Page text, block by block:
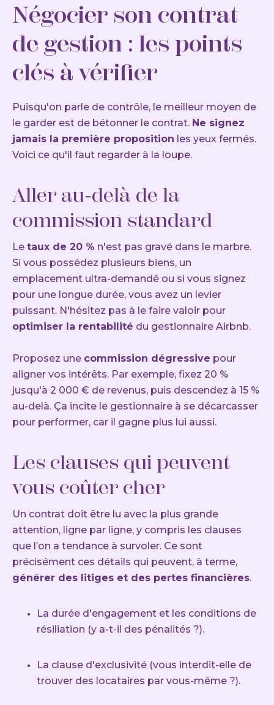
Négocier son contrat
de gestion : les points
clés à vérifier
Puisqu'on parle de contrôle, le meilleur moyen de
le garder est de bétonner le contrat. Ne signez
jamais la première proposition les yeux fermés.
Voici ce qu'il faut regarder à la loupe.
Aller au-delà de la
commission standard
Le taux de 20 % n'est pas gravé dans le marbre.
Si vous possédez plusieurs biens, un
emplacement ultra-demandé ou si vous signez
pour une longue durée, vous avez un levier
puissant. N'hésitez pas à le faire valoir pour
optimiser la rentabilité du gestionnaire Airbnb.
Proposez une commission dégressive pour
aligner vos intérêts. Par exemple, fixez 20 %
jusqu'à 2 000 € de revenus, puis descendez à 15 %
au-delà. Ça incite le gestionnaire à se décarcasser
pour performer, car il gagne plus lui aussi.
Les clauses qui peuvent
vous coûter cher
Un contrat doit être lu avec la plus grande
attention, ligne par ligne, y compris les clauses
que l’on a tendance à survoler. Ce sont
précisément ces détails qui peuvent, à terme,
générer des litiges et des pertes financières.
La durée d'engagement et les conditions de
résiliation (y a-t-il des pénalités ?).
La clause d'exclusivité (vous interdit-elle de
trouver des locataires par vous-même ?).